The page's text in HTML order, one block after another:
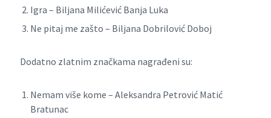
Igra – Biljana Milićević Banja Luka
Ne pitaj me zašto – Biljana Dobrilović Doboj
Dodatno zlatnim značkama nagrađeni su:
Nemam više kome – Aleksandra Petrović Matić
Bratunac